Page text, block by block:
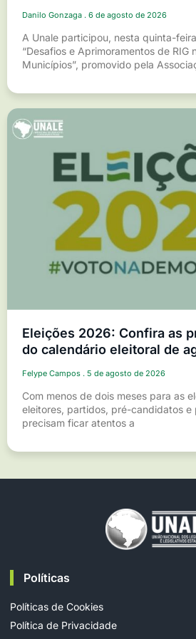
Danilo Gonzaga 6 de agosto de 2026
A Unale participou, nesta quinta-
“Desafios e Aprimoramentos de RIG
Municípios”, promovido pela
Eleições 2026: Confira as
do calendário eleitoral de
Felype Campos 5 de agosto de 2026
Com menos de dois meses para as
eleitores, partidos, pré-candidatos
precisam ficar atentos a
Políticas
Políticas de Cookies
Política de Privacidade